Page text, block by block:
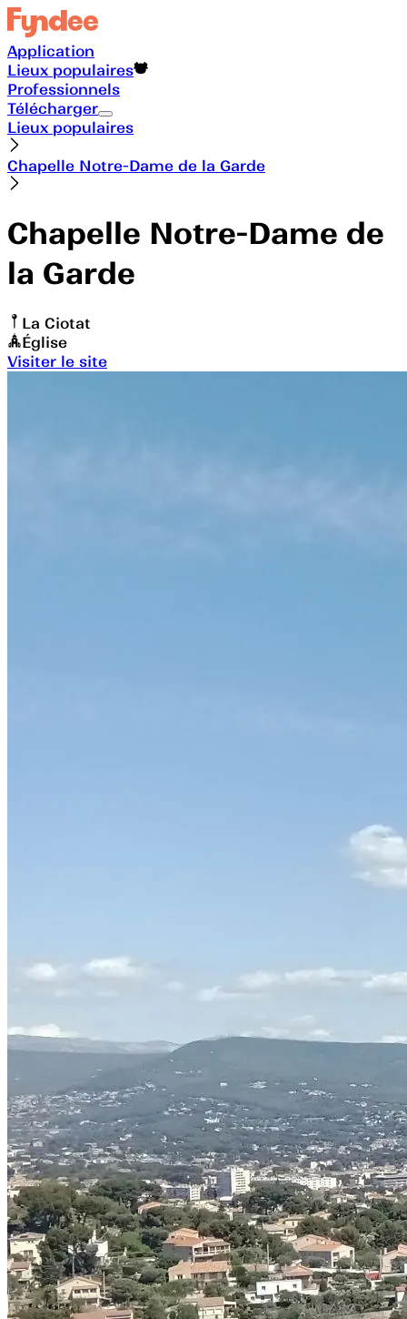
Application
Lieux populaires
Professionnels
Télécharger
Lieux populaires
Chapelle Notre-Dame de la Garde
Chapelle Notre-Dame de
la Garde
La Ciotat
Église
Visiter le site